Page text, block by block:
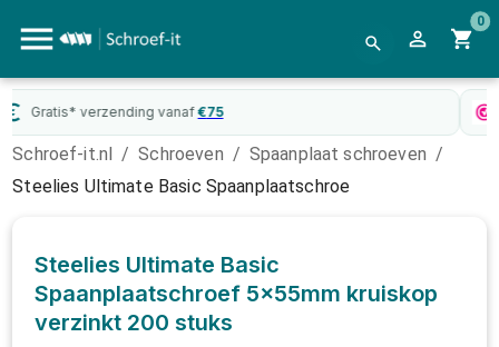
0
WebwinkelKeur
Schroef-it.nl / Schroeven / Spaanplaat schroeven /
Steelies Ultimate Basic Spaanplaatschroe
Steelies Ultimate Basic
Spaanplaatschroef 5x55mm kruiskop
verzinkt 200 stuks